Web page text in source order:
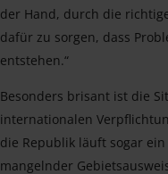
der Hand, durch die
dafür zu sorgen, dass
entstehen.“
Besonders brisant ist die
internationalen
die Republik läuft sogar
mangelnder